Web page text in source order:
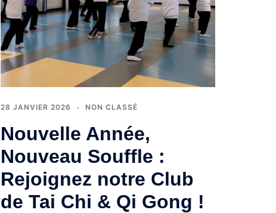
28 JANVIER 2026 NON CLASSÉ
Nouvelle Année,
Nouveau Souffle :
Rejoignez notre Club
de Tai Chi & Qi Gong !